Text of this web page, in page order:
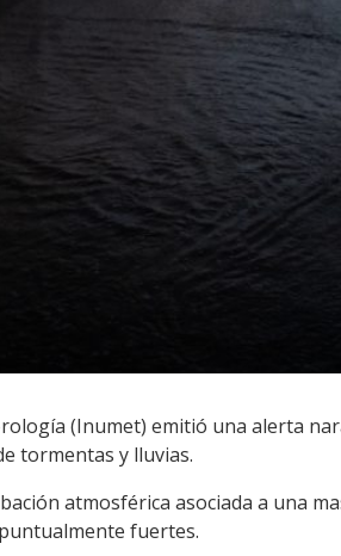
(Inumet) emitió una alerta
tormentas y lluvias.
atmosférica asociada a una
fuertes.